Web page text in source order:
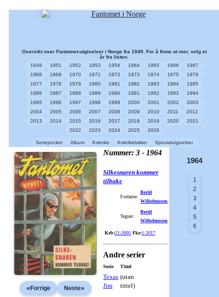
Oversikt over Fantomet-utgivelser i Norge fra 1949. For å finne ut mer, velg et
år fra listen.
1949
1951 1952 1953 1954 1964 1965 1966
1967
1968
1969 1970 1971 1972 1973 1974 1975
1976
1977
1978 1979 1980 1981 1982 1983 1984
1985
1986
1987 1988 1989 1990 1991 1992 1993
1994
1995
1996 1997 1998 1999 2000 2001 2002
2003
2004
2005 2006 2007 2008 2009 2010 2011
2012
2013
2014 2015 2016 2017 2018 2019 2020
2021
2022
2023 2024 2025 2026
Seriepocket Album Krønike Krønikebøker Spesialutgivelser
« Forrige Neste»
Nummer: 3 - 1964
Silkesnaren kommer
tilbake
Forfatter:
Bertil
Wilhelmsson
Tegner:
Bertil
Wilhelmsson
Krb:21-2005 Fkr:1-2017
Andre serier
Serie Tittel
Texas
Jim
(utan
tittel)
1964
1
2
3
4
5
6